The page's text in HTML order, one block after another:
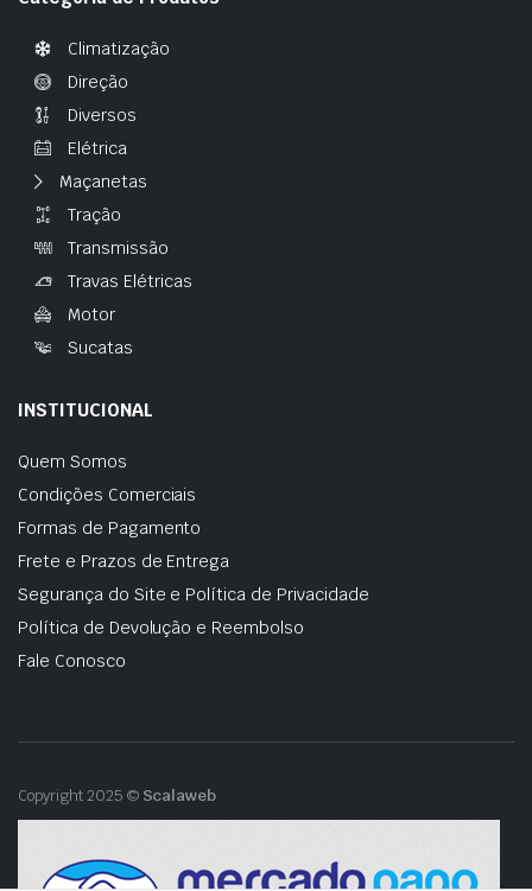
Climatização
Direção
Diversos
Elétrica
Maçanetas
Tração
Transmissão
Travas Elétricas
Motor
Sucatas
INSTITUCIONAL
Quem Somos
Condições Comerciais
Formas de Pagamento
Frete e Prazos de Entrega
Segurança do Site e Política de Privacidade
Política de Devolução e Reembolso
Fale Conosco
Copyright 2025 © Scalaweb